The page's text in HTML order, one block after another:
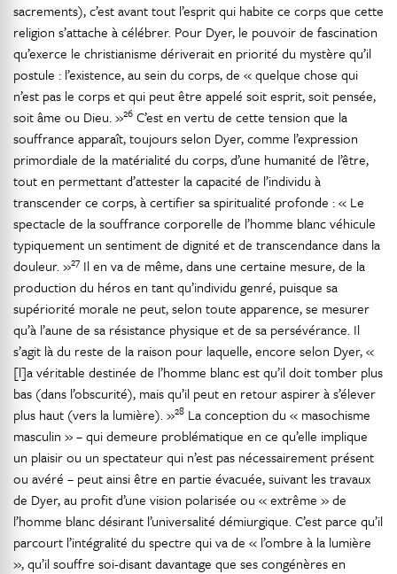
sacrements), c’est avant tout l’esprit qui habite ce corps que cette
religion s’attache à célébrer. Pour Dyer, le pouvoir de fascination
qu’exerce le christianisme dériverait en priorité du mystère qu’il
postule : l’existence, au sein du corps, de « quelque chose qui
n’est pas le corps et qui peut être appelé soit esprit, soit pensée,
soit âme ou Dieu. »26 C’est en vertu de cette tension que la
souffrance apparaît, toujours selon Dyer, comme l’expression
primordiale de la matérialité du corps, d’une humanité de l’être,
tout en permettant d’attester la capacité de l’individu à
transcender ce corps, à certifier sa spiritualité profonde : « Le
spectacle de la souffrance corporelle de l’homme blanc véhicule
typiquement un sentiment de dignité et de transcendance dans la
douleur. »27 Il en va de même, dans une certaine mesure, de la
production du héros en tant qu’individu genré, puisque sa
supériorité morale ne peut, selon toute apparence, se mesurer
qu’à l’aune de sa résistance physique et de sa persévérance. Il
s’agit là du reste de la raison pour laquelle, encore selon Dyer, «
[l]a véritable destinée de l’homme blanc est qu’il doit tomber plus
bas (dans l’obscurité), mais qu’il peut en retour aspirer à s’élever
plus haut (vers la lumière). »28 La conception du « masochisme
masculin » – qui demeure problématique en ce qu’elle implique
un plaisir ou un spectateur qui n’est pas nécessairement présent
ou avéré – peut ainsi être en partie évacuée, suivant les travaux
de Dyer, au profit d’une vision polarisée ou « extrême » de
l’homme blanc désirant l’universalité démiurgique. C’est parce qu’il
parcourt l’intégralité du spectre qui va de « l’ombre à la lumière
», qu’il souffre soi-disant davantage que ses congénères en